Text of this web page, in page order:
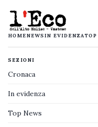
HOMENEWS IN EVIDENZATOP
SEZIONI
Cronaca
In evidenza
Top News